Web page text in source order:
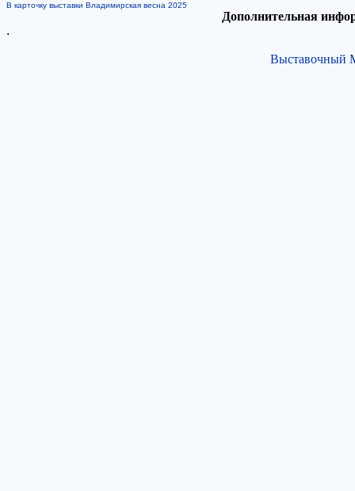
В карточку выставки Владимирская весна 2025
Дополнительная
.
Выставочный